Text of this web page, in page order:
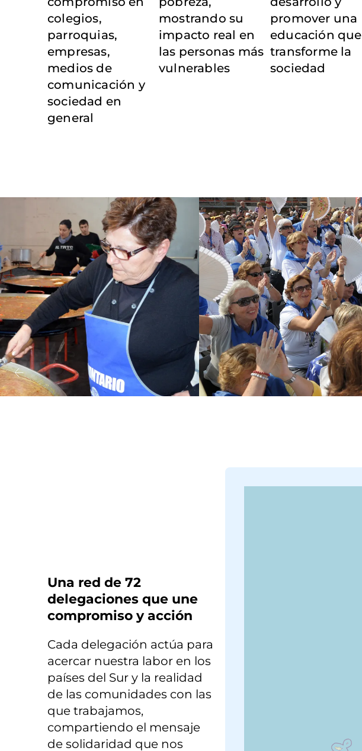
colegios,
parroquias,
empresas,
medios de
comunicación y
sociedad en
general
mostrando su
impacto real en
las personas más
vulnerables
promover una
educación que
transforme la
sociedad
Una red de 72
delegaciones que une
compromiso y acción
Cada delegación actúa para
acercar nuestra labor en los
países del Sur y la realidad
de las comunidades con las
que trabajamos,
compartiendo el mensaje
de solidaridad que nos